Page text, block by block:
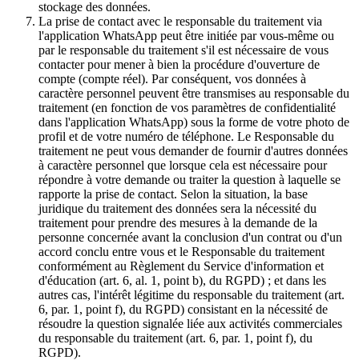
stockage des données.
La prise de contact avec le responsable du traitement via
l'application WhatsApp peut être initiée par vous-même ou
par le responsable du traitement s'il est nécessaire de vous
contacter pour mener à bien la procédure d'ouverture de
compte (compte réel). Par conséquent, vos données à
caractère personnel peuvent être transmises au responsable du
traitement (en fonction de vos paramètres de confidentialité
dans l'application WhatsApp) sous la forme de votre photo de
profil et de votre numéro de téléphone. Le Responsable du
traitement ne peut vous demander de fournir d'autres données
à caractère personnel que lorsque cela est nécessaire pour
répondre à votre demande ou traiter la question à laquelle se
rapporte la prise de contact. Selon la situation, la base
juridique du traitement des données sera la nécessité du
traitement pour prendre des mesures à la demande de la
personne concernée avant la conclusion d'un contrat ou d'un
accord conclu entre vous et le Responsable du traitement
conformément au Règlement du Service d'information et
d'éducation (art. 6, al. 1, point b), du RGPD) ; et dans les
autres cas, l'intérêt légitime du responsable du traitement (art.
6, par. 1, point f), du RGPD) consistant en la nécessité de
résoudre la question signalée liée aux activités commerciales
du responsable du traitement (art. 6, par. 1, point f), du
RGPD).